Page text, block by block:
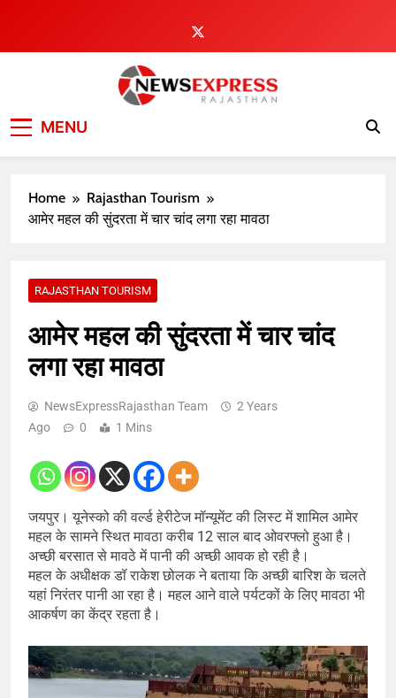
content
MENU
Home
Rajasthan Tourism
आमेर महल की सुंदरता में चार चांद लगा रहा मावठा
RAJASTHAN TOURISM
आमेर महल की सुंदरता में चार चांद
लगा रहा मावठा
NewsExpressRajasthan Team
2 Years
Ago
0 1 Mins
जयपुर। यूनेस्को की वर्ल्ड हेरीटेज मॉन्यूमेंट की लिस्ट में शामिल आमेर
महल के सामने स्थित मावठा करीब 12 साल बाद ओवरफ्लो हुआ है।
अच्छी बरसात से मावठे में पानी की अच्छी आवक हो रही है।
महल के अधीक्षक डॉ राकेश छोलक ने बताया कि अच्छी बारिश के चलते
यहां निरंतर पानी आ रहा है। महल आने वाले पर्यटकों के लिए मावठा भी
आकर्षण का केंद्र रहता है।